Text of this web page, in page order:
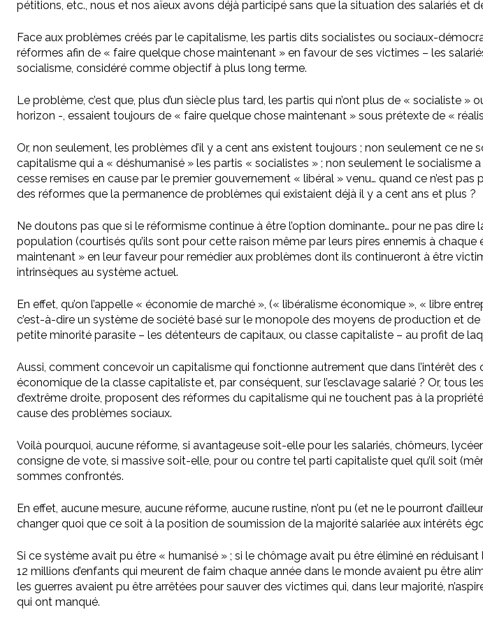
pétitions, etc., nous et nos aïeux avons déjà participé sans que la situation des salariés et
Face aux problèmes créés par le capitalisme, les partis dits socialistes ou sociaux-
réformes afin de « faire quelque chose maintenant » en favour de ses victimes – les
socialisme, considéré comme objectif à plus long terme.
Le problème, c’est que, plus d’un siècle plus tard, les partis qui n’ont plus de « socialiste
horizon -, essaient toujours de « faire quelque chose maintenant » sous prétexte de «
Or, non seulement, les problèmes d’il y a cent ans existent toujours ; non seulement ce
capitalisme qui a « déshumanisé » les partis « socialistes » ; non seulement le socialisme
cesse remises en cause par le premier gouvernement « libéral » venu… quand ce n’est
des réformes que la permanence de problèmes qui existaient déjà il y a cent ans et plus ?
Ne doutons pas que si le réformisme continue à être l’option dominante… pour ne pas dire
population (courtisés qu’ils sont pour cette raison même par leurs pires ennemis à
maintenant » en leur faveur pour remédier aux problèmes dont ils continueront à être
intrinsèques au système actuel.
En effet, qu’on l’appelle « économie de marché », (« libéralisme économique », « libre
c’est-à-dire un système de société basé sur le monopole des moyens de production et
petite minorité parasite – les détenteurs de capitaux, ou classe capitaliste – au profit de
Aussi, comment concevoir un capitalisme qui fonctionne autrement que dans l’intérêt
économique de la classe capitaliste et, par conséquent, sur l’esclavage salarié ? Or, tous
d’extrême droite, proposent des réformes du capitalisme qui ne touchent pas à la
cause des problèmes sociaux.
Voilà pourquoi, aucune réforme, si avantageuse soit-elle pour les salariés, chômeurs,
consigne de vote, si massive soit-elle, pour ou contre tel parti capitaliste quel qu’il soit
sommes confrontés.
En effet, aucune mesure, aucune réforme, aucune rustine, n’ont pu (et ne le pourront
changer quoi que ce soit à la position de soumission de la majorité salariée aux intérêts
Si ce système avait pu être « humanisé » ; si le chômage avait pu être éliminé en
12 millions d’enfants qui meurent de faim chaque année dans le monde avaient pu être
les guerres avaient pu être arrêtées pour sauver des victimes qui, dans leur majorité,
qui ont manqué.